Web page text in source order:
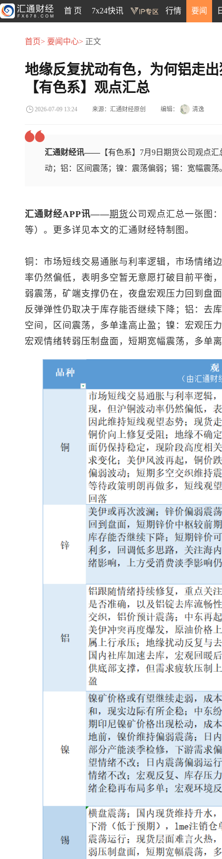
首 页 7x24快讯 行情 要闻
首页> 要闻中心> 正文
地缘反复扰动有色，为何铝走
【有色系】观点汇总
2026-07-09 13:24 来源：汇通财经原创 编辑： 清逸
汇通财经讯—— 【有色系】7月9日期货公司观点
动；铝：区间震荡；镍：震荡偏弱；锡：宽幅震荡
汇通财经APP讯——期货公司观点汇总一张图
等）。更多详见本文的汇通财经特制图。
铜：市场短线交易通胀与利率逻辑，市场情绪
率仍然偏低，表明多空暂无意愿打破目前平衡
弱震荡，矿端支撑仍在，夜盘宏观压力回到盘
反弹弹性仍取决于库存能否继续下降；铝：去
空间，区间震荡，多单逢高止盈；镍：宏观压
宏观情绪转弱压制盘面，短期宽幅震荡，多单